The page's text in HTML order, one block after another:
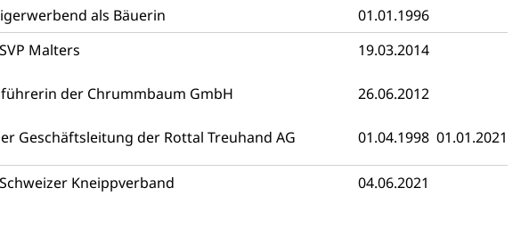
als Bäuerin
01.01.1996
Malters 19.03.2014
der Chrummbaum GmbH 26.06.2012
Geschäftsleitung der Rottal Treuhand AG 01.04.1998 01.01.2021
Kneippverband 04.06.2021
Zivilprozess
Wahlen, politische Parteien, Grundfreiheiten, Pluralismus
Haushaltssteuer, Vermögenssteuer, Verrechnungssteuer, Quellensteuer,
Grundsteuer, Kirchensteuer, Gewerbesteuer, Vergnügungssteuer,